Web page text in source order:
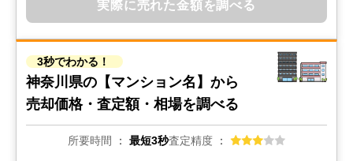
実際に売れた金額を調べる
3秒でわかる！
神奈川県の 【マンション名】から
売却価格・査定額・相場を調べる
所要時間 最短3秒査定精度